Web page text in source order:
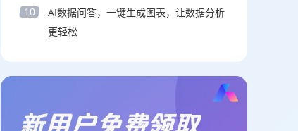
10
AI数据问答，一键生成图表，让数据分析
更轻松